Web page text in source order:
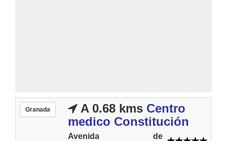
Granada A 0.68 kms Centro
medico Constitución
Avenida de